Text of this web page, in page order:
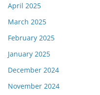
April 2025
March 2025
February 2025
January 2025
December 2024
November 2024